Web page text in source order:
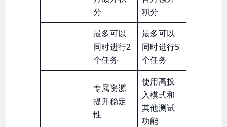
分
积分
最多可以
同时进行2
个任务
最多可以
同时进行5
个任务
专属资源
提升稳定
性
使用高投
入模式和
其他测试
功能